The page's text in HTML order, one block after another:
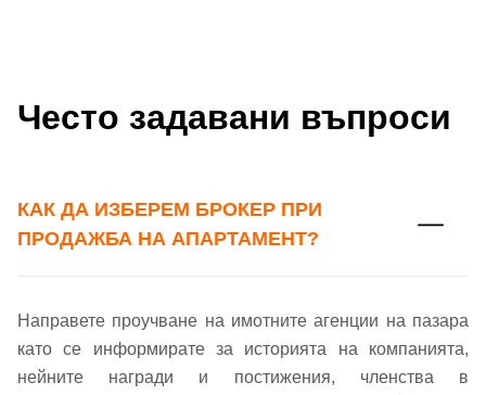
Често задавани въпроси
КАК ДА ИЗБЕРЕМ БРОКЕР ПРИ
ПРОДАЖБА НА АПАРТАМЕНТ?
Направете проучване на имотните агенции на пазара
като се информирате за историята на компанията,
нейните награди и постижения, членства в